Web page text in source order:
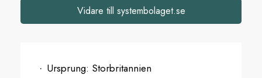
Vidare till systembolaget.se
Ursprung: Storbritannien